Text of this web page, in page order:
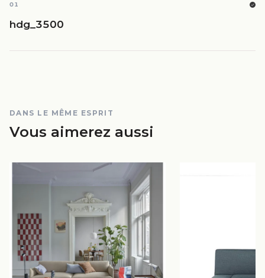
01
hdg_3500
DANS LE MÊME ESPRIT
Vous aimerez aussi